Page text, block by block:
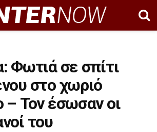
Φωτιά σε σπίτι
στο χωριό
– Τον έσωσαν οι
του